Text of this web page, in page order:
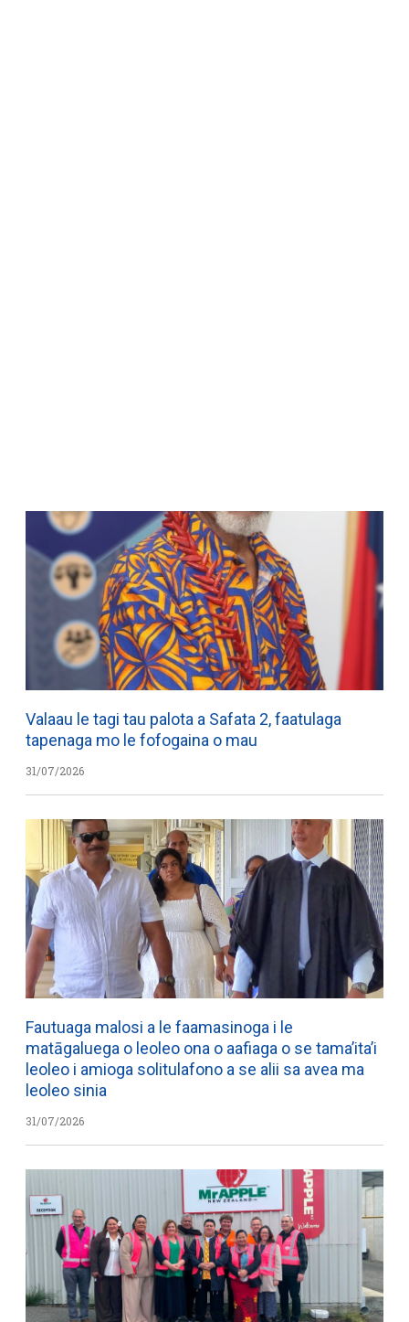
Valaau le tagi tau palota a Safata 2, faatulaga
tapenaga mo le fofogaina o mau
31/07/2026
Fautuaga malosi a le faamasinoga i le
matāgaluega o leoleo ona o aafiaga o se tama’ita’i
leoleo i amioga solitulafono a se alii sa avea ma
leoleo sinia
31/07/2026